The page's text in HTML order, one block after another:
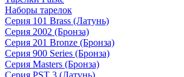
Наборы тарелок
Серия 101 Brass (Латунь)
Серия 2002 (Бронза)
Серия 201 Bronze (Бронза)
Серия 900 Series (Бронза)
Серия Masters (Бронза)
Серия PST 3 (Латунь)